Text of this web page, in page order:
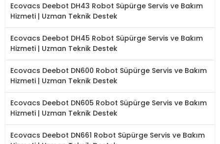
Ecovacs Deebot DH43 Robot Süpürge Servis ve Bakım
Hizmeti | Uzman Teknik Destek
Ecovacs Deebot DH45 Robot Süpürge Servis ve Bakım
Hizmeti | Uzman Teknik Destek
Ecovacs Deebot DN600 Robot Süpürge Servis ve Bakım
Hizmeti | Uzman Teknik Destek
Ecovacs Deebot DN605 Robot Süpürge Servis ve Bakım
Hizmeti | Uzman Teknik Destek
Ecovacs Deebot DN661 Robot Süpürge Servis ve Bakım